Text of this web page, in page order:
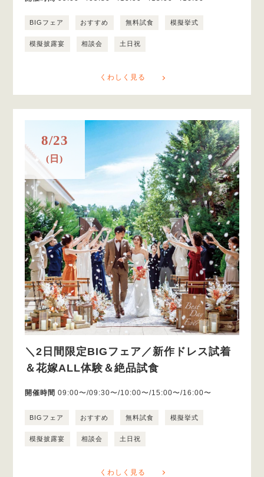
BIGフェア おすすめ 無料試食 模擬挙式
模擬披露宴 相談会 土日祝
くわしく見る
8/23
(日)
＼2日間限定BIGフェア／新作ドレス試着
＆花嫁ALL体験＆絶品試食
開催時間 09:00〜/09:30〜/10:00〜/15:00〜/16:00〜
BIGフェア おすすめ 無料試食 模擬挙式
模擬披露宴 相談会 土日祝
くわしく見る